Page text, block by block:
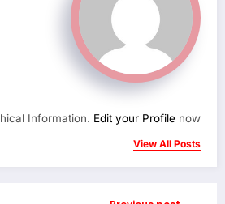
Information. Edit your Profile now.
View All Posts